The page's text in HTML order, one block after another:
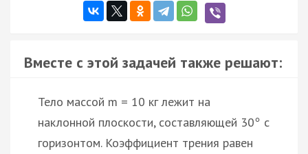
Вместе с этой задачей также решают:
Тело массой m = 10 кг лежит на
наклонной плоскости, составляющей 30° с
горизонтом. Коэффициент трения равен